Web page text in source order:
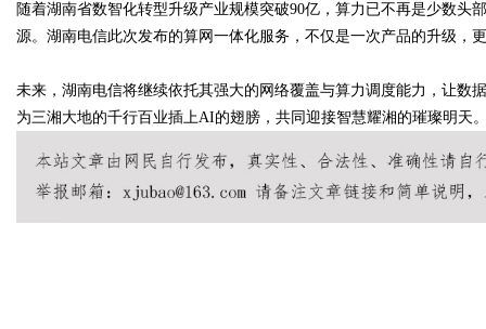
随着湖南省数智化转型升级产业规模突破90亿，算力已不再是少数头
源。湖南电信此次发布的算网一体化服务，不仅是一次产品的升级，
未来，湖南电信将继续依托其强大的网络覆盖与算力调度能力，让数
为三湘大地的千行百业插上AI的翅膀，共同迎接智慧耀湘的璀璨明天